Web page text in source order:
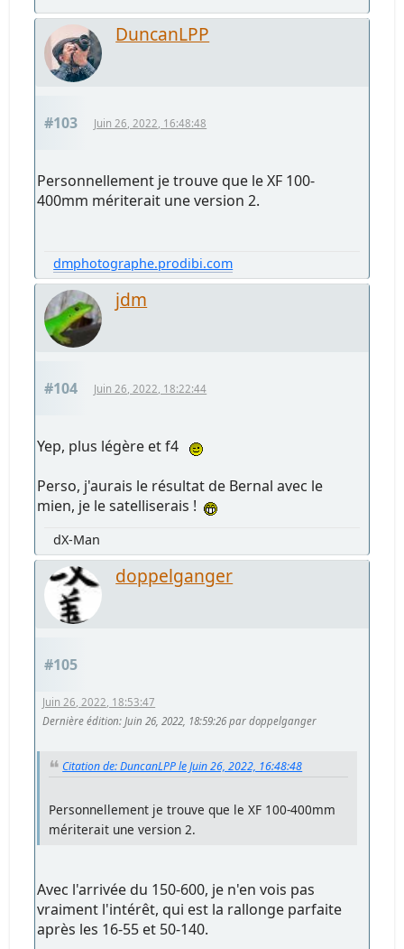
DuncanLPP
#103 Juin 26, 2022, 16:48:48
Personnellement je trouve que le XF 100-
400mm mériterait une version 2.
dmphotographe.prodibi.com
jdm
#104 Juin 26, 2022, 18:22:44
Yep, plus légère et f4
Perso, j'aurais le résultat de Bernal avec le
mien, je le satelliserais !
dX-Man
doppelganger
#105
Juin 26, 2022, 18:53:47
Dernière édition: Juin 26, 2022, 18:59:26 par doppelganger
Citation de: DuncanLPP le Juin 26, 2022, 16:48:48
Personnellement je trouve que le XF 100-400mm
mériterait une version 2.
Avec l'arrivée du 150-600, je n'en vois pas
vraiment l'intérêt, qui est la rallonge parfaite
après les 16-55 et 50-140.